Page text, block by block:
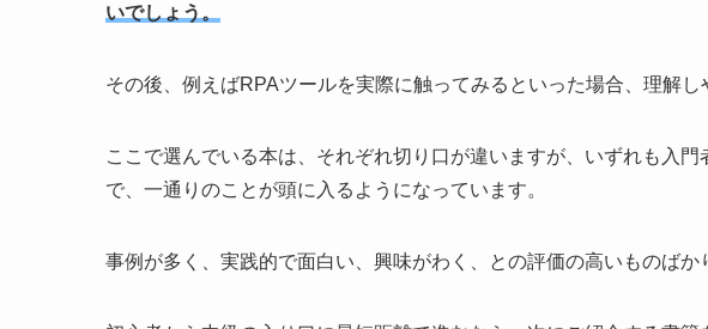
いでしょう。
その後、例えばRPAツールを実際に触ってみるといった場合、理解し
ここで選んでいる本は、それぞれ切り口が違いますが、いずれも入
で、一通りのことが頭に入るようになっています。
事例が多く、実践的で面白い、興味がわく、との評価の高いものばか